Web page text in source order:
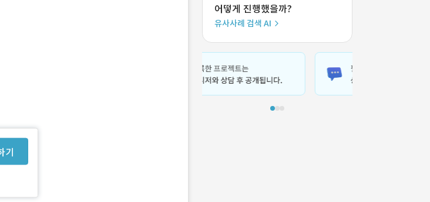
기
어떻게 진행했을까?
유사사례 검색 AI